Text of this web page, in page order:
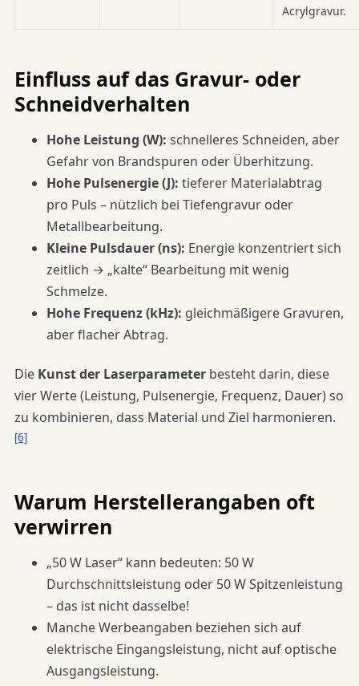
Acrylgravur.
Einfluss auf das Gravur- oder
Schneidverhalten
Hohe Leistung (W): schnelleres Schneiden, aber
Gefahr von Brandspuren oder Überhitzung.
Hohe Pulsenergie (J): tieferer Materialabtrag
pro Puls – nützlich bei Tiefengravur oder
Metallbearbeitung.
Kleine Pulsdauer (ns): Energie konzentriert sich
zeitlich → „kalte“ Bearbeitung mit wenig
Schmelze.
Hohe Frequenz (kHz): gleichmäßigere Gravuren,
aber flacher Abtrag.
Die Kunst der Laserparameter besteht darin, diese
vier Werte (Leistung, Pulsenergie, Frequenz, Dauer) so
zu kombinieren, dass Material und Ziel harmonieren.
[6]
Warum Herstellerangaben oft
verwirren
„50 W Laser“ kann bedeuten: 50 W
Durchschnittsleistung oder 50 W Spitzenleistung
– das ist nicht dasselbe!
Manche Werbeangaben beziehen sich auf
elektrische Eingangsleistung, nicht auf optische
Ausgangsleistung.